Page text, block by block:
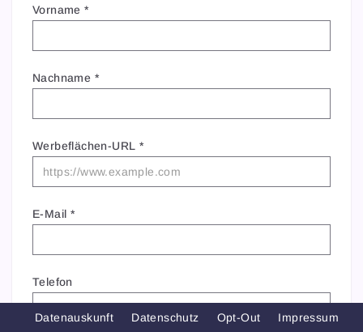
Vorname*
Nachname *
Werbeflächen-URL *
E-Mail *
Telefon
Datenauskunft Datenschutz Opt-Out Impressum